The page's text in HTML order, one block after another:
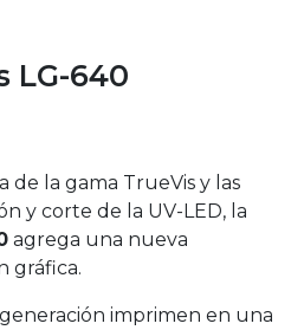
LG-640
de la gama TrueVis y las
y corte de la UV-LED, la
agrega una nueva
gráfica.
imprimen en una